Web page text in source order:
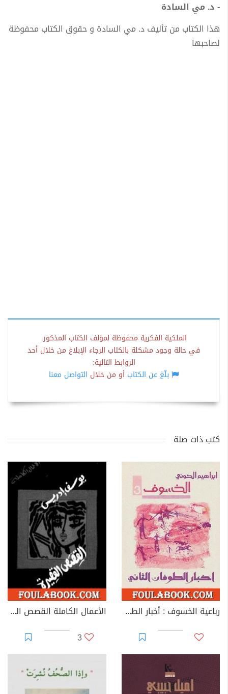
- د. مي السادة
هذا الكتاب من تأليف د. مي السادة و حقوق الكتاب محفوظة
لصاحبها
الملكية الفكرية محفوظة لمؤلف الكتاب المذكور.
في حالة وجود مشكلة بالكتاب الرجاء الإبلاغ من خلال أحد
الروابط التالية:
بلّغ عن الكتاب أو من خلال التواصل معنا
كتب ذات صلة
رباعية الخسوف : أخبار الطوفان الثاني # 3
الأعمال الكاملة القصص القصيرة الجزء الثاني
3